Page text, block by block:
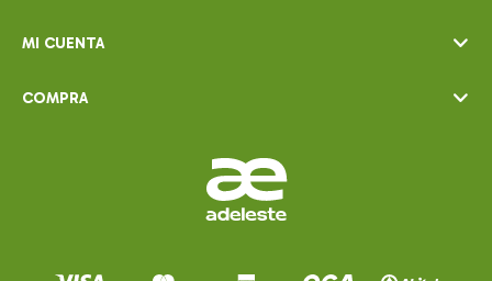
MI CUENTA
COMPRA